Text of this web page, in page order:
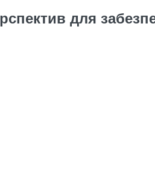
для